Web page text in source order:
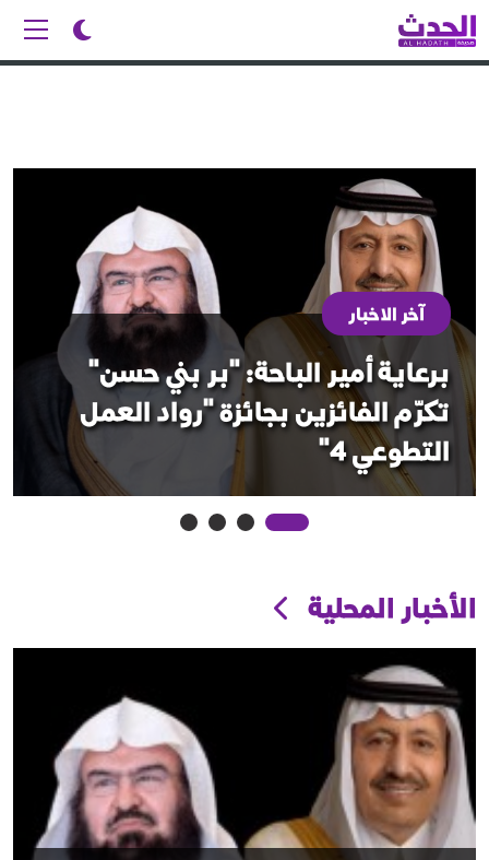
آخر الاخبار
برعاية أمير الباحة: "بر بني حسن"
تكرّم الفائزين بجائزة "رواد العمل
التطوعي 4"
الأخبار المحلية